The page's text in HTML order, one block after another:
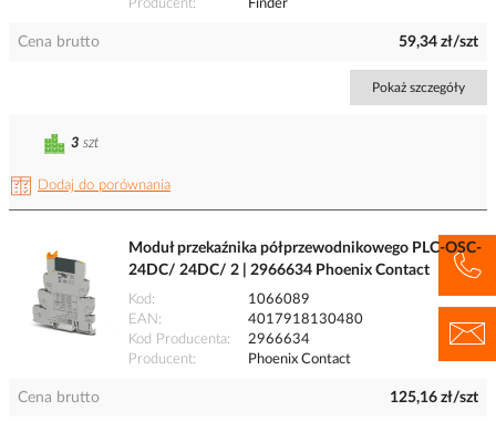
Producent
Finder
Cena brutto 59,34 zł/szt
Pokaż szczegóły
Dodaj do porównania
3 szt
Moduł przekaźnika półprzewodnikowego PLC-OSC-
24DC/ 24DC/ 2 | 2966634 Phoenix Contact
Kod
1066089
EAN
4017918130480
Kod Producenta
2966634
Producent
Phoenix Contact
Cena brutto 125,16 zł/szt